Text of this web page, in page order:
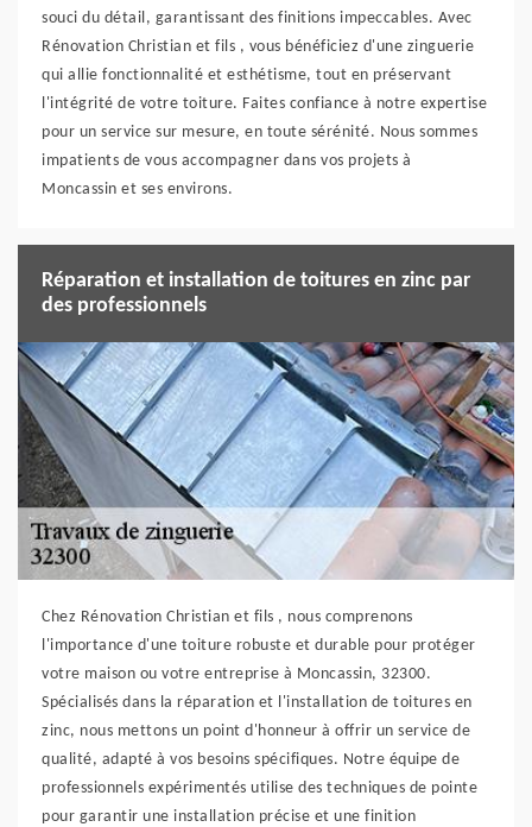
souci du détail, garantissant des finitions impeccables. Avec
Rénovation Christian et fils , vous bénéficiez d'une zinguerie
qui allie fonctionnalité et esthétisme, tout en préservant
l'intégrité de votre toiture. Faites confiance à notre expertise
pour un service sur mesure, en toute sérénité. Nous sommes
impatients de vous accompagner dans vos projets à
Moncassin et ses environs.
Réparation et installation de toitures en zinc par
des professionnels
Chez Rénovation Christian et fils , nous comprenons
l'importance d'une toiture robuste et durable pour protéger
votre maison ou votre entreprise à Moncassin, 32300.
Spécialisés dans la réparation et l'installation de toitures en
zinc, nous mettons un point d'honneur à offrir un service de
qualité, adapté à vos besoins spécifiques. Notre équipe de
professionnels expérimentés utilise des techniques de pointe
pour garantir une installation précise et une finition